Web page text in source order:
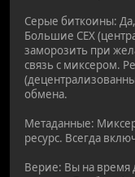
Серые биткоины:
Большие CEX
заморозить при
связь с миксером.
обмена.
Метаданные:
ресурс. Всегда
Верие: Вы на время